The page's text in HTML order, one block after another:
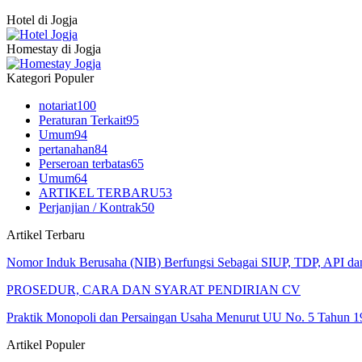
Hotel di Jogja
Homestay di Jogja
Kategori Populer
notariat100
Peraturan Terkait95
Umum94
pertanahan84
Perseroan terbatas65
Umum64
ARTIKEL TERBARU53
Perjanjian / Kontrak50
Artikel Terbaru
Nomor Induk Berusaha (NIB) Berfungsi Sebagai SIUP, TDP, API
PROSEDUR, CARA DAN SYARAT PENDIRIAN CV
Praktik Monopoli dan Persaingan Usaha Menurut UU No. 5 Tahun
Artikel Populer